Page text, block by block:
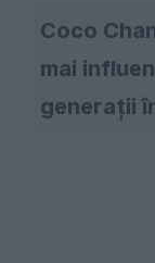
Coco
mai
generații